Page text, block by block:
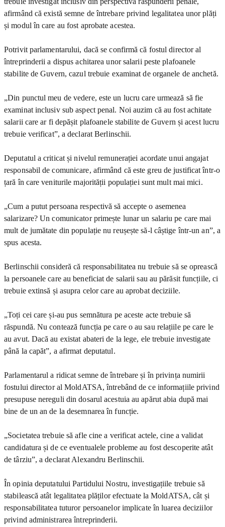
afirmând că există semne de întrebare privind legalitatea unor plăți
și modul în care au fost aprobate acestea.
Potrivit parlamentarului, dacă se confirmă că fostul director al
întreprinderii a dispus achitarea unor salarii peste plafoanele
stabilite de Guvern, cazul trebuie examinat de organele de anchetă.
„Din punctul meu de vedere, este un lucru care urmează să fie
examinat inclusiv sub aspect penal. Noi auzim că au fost achitate
salarii care ar fi depășit plafoanele stabilite de Guvern și acest lucru
trebuie verificat”, a declarat Berlinschii.
Deputatul a criticat și nivelul remunerației acordate unui angajat
responsabil de comunicare, afirmând că este greu de justificat într-o
țară în care veniturile majorității populației sunt mult mai mici.
„Cum a putut persoana respectivă să accepte o asemenea
salarizare? Un comunicator primește lunar un salariu pe care mai
mult de jumătate din populație nu reușește să-l câștige într-un an”, a
spus acesta.
Berlinschii consideră că responsabilitatea nu trebuie să se oprească
la persoanele care au beneficiat de salarii sau au părăsit funcțiile, ci
trebuie extinsă și asupra celor care au aprobat deciziile.
„Toți cei care și-au pus semnătura pe aceste acte trebuie să
răspundă. Nu contează funcția pe care o au sau relațiile pe care le
au avut. Dacă au existat abateri de la lege, ele trebuie investigate
până la capăt”, a afirmat deputatul.
Parlamentarul a ridicat semne de întrebare și în privința numirii
fostului director al MoldATSA, întrebând de ce informațiile privind
presupuse nereguli din dosarul acestuia au apărut abia după mai
bine de un an de la desemnarea în funcție.
„Societatea trebuie să afle cine a verificat actele, cine a validat
candidatura și de ce eventualele probleme au fost descoperite atât
de târziu”, a declarat Alexandru Berlinschii.
În opinia deputatului Partidului Nostru, investigațiile trebuie să
stabilească atât legalitatea plăților efectuate la MoldATSA, cât și
responsabilitatea tuturor persoanelor implicate în luarea deciziilor
privind administrarea întreprinderii.